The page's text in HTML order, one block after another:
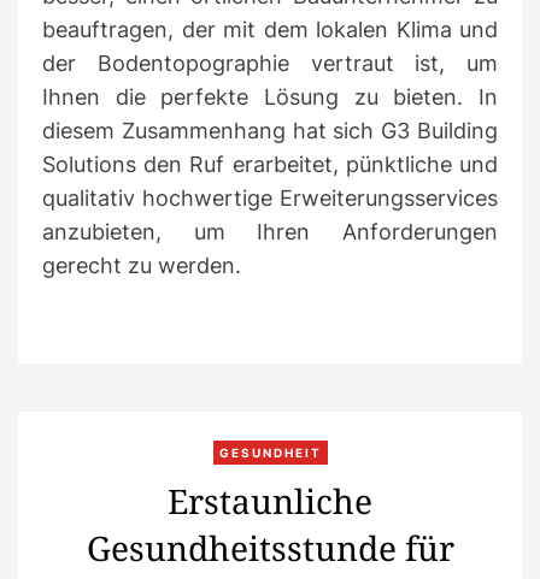
beauftragen, der mit dem lokalen Klima und
der Bodentopographie vertraut ist, um
Ihnen die perfekte Lösung zu bieten. In
diesem Zusammenhang hat sich G3 Building
Solutions den Ruf erarbeitet, pünktliche und
qualitativ hochwertige Erweiterungsservices
anzubieten, um Ihren Anforderungen
gerecht zu werden.
C
t
e
g
GESUNDHEIT
Erstaunliche
Gesundheitsstunde für